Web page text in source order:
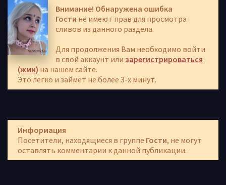
Внимание! Обнаружена ошибка
Гости не имеют прав для просмотра
сливов из данного раздела.
Для продолжения Вам необходимо войти
в свой аккаунт или зарегистрироваться
(жми) на нашем сайте.
Это легко и займет не более 3-х минут.
Информация
Посетители, находящиеся в группе Гости, не могут
оставлять комментарии к данной публикации.